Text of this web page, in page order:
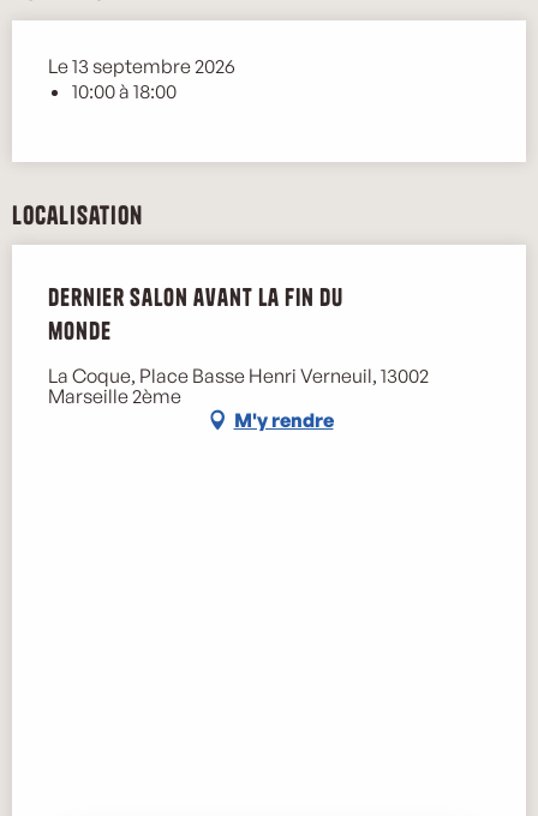
Le 13 septembre 2026
10:00 à 18:00
Localisation
Dernier salon avant la fin du
monde
La Coque, Place Basse Henri Verneuil, 13002
Marseille 2ème
M'y rendre